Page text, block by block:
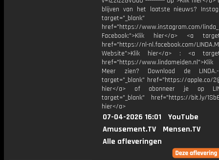
blijven van het laatste nieuws?
target="_blank"
href="https://www.instagram.com/
Facebook:">Klik hier</a> <a
href="https://nl-nl.facebook.com/
Website">Klik hier</a> : <a
href="https://
Meer zien? Download de
target="_blank" href="https://apple.co/
hier</a> of abonneer je op
target="_blank" href="https://bit.ly/
hier</a>
07-04-2026 16:01
YouTube
Amusement.TV
Mensen.TV
Alle afleveringen